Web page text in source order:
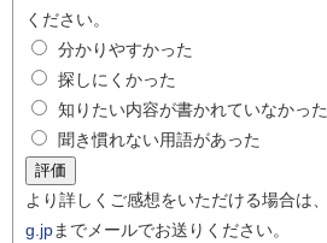
ください。
分かりやすかった
探しにくかった
知りたい内容が書かれていなかった
聞き慣れない用語があった
より詳しくご感想をいただける場合は、
g.jpまでメールでお送りください。